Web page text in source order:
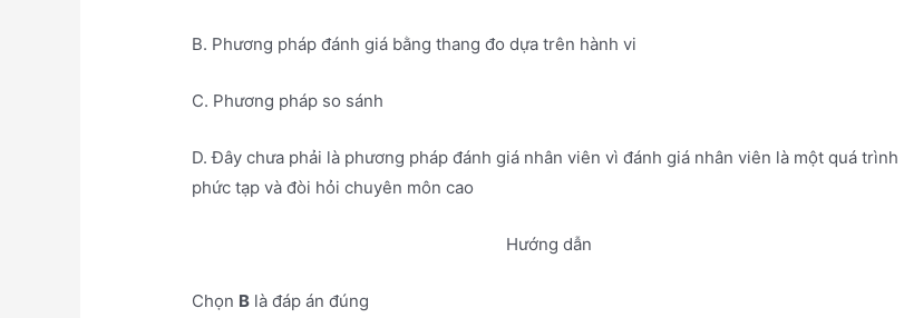
B. Phương pháp đánh giá bằng thang đo dựa trên hành vi
C. Phương pháp so sánh
D. Đây chưa phải là phương pháp đánh giá nhân viên vì đánh giá nhân viên là một quá trình
phức tạp và đòi hỏi chuyên môn cao
Hướng dẫn
Chọn B là đáp án đúng